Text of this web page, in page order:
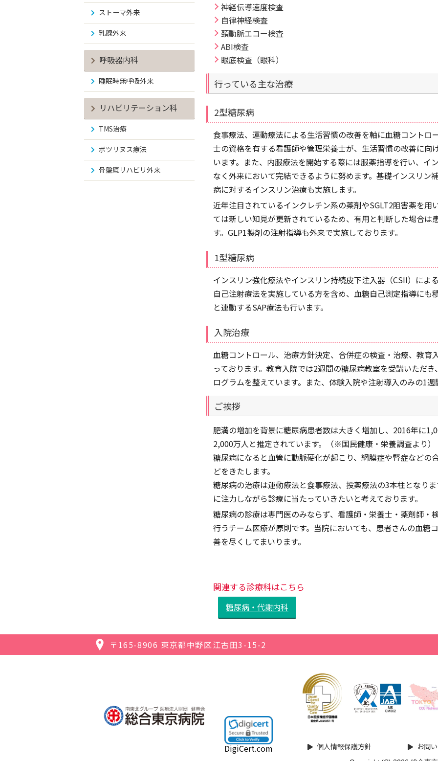
ストーマ外来
乳腺外来
呼吸器内科
睡眠時無呼吸外来
リハビリテーション科
TMS治療
ボツリヌス療法
骨盤底リハビリ外来
神経伝導速度検査
自律神経検査
頚動脈エコー検査
ABI検査
眼底検査（眼科）
行っている主な治療
2型糖尿病
食事療法、運動療法による生活習慣の改善を軸に血糖コントロ
士の資格を有する看護師や管理栄養士が、生活習慣の改善に向
います。また、内服療法を開始する際には服薬指導を行い、イ
なく外来において完結できるように努めます。基礎インスリン
病に対するインスリン治療も実施します。
近年注目されているインクレチン系の薬剤やSGLT2阻害薬を用
ては新しい知見が更新されているため、有用と判断した場合は
す。GLP1製剤の注射指導も外来で実施しております。
1型糖尿病
インスリン強化療法やインスリン持続皮下注入器（CSII）によ
自己注射療法を実施している方を含め、血糖自己測定指導にも
と連動するSAP療法も行います。
入院治療
血糖コントロール、治療方針決定、合併症の検査・治療、教育
っております。教育入院では2週間の糖尿病教室を受講いただ
ログラムを整えています。また、体験入院や注射導入のみの1週
ご挨拶
肥満の増加を背景に糖尿病患者数は大きく増加し、2016年に
2,000万人と推定されています。（※国民健康・栄養調査より）
糖尿病になると血管に動脈硬化が起こり、網膜症や腎症などの
どをきたします。
糖尿病の治療は運動療法と食事療法、投薬療法の3本柱となり
に注力しながら診療に当たっていきたいと考えております。
糖尿病の診療は専門医のみならず、看護師・栄養士・薬剤師・
行うチーム医療が原則です。当院においても、患者さんの血糖
善を尽くしてまいります。
関連する診療科はこちら
糖尿病・代謝内科
〒165-8906 東京都中野区江古田3-15-2
DigiCert.com 個人情報保護方針 お問